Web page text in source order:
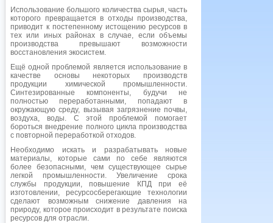
Использование большого количества сырья, часть
которого превращается в отходы производства,
приводит к постепенному истощению ресурсов в
тех или иных районах в случае, если объемы
производства превышают возможности
восстановления экосистем.
Ещё одной проблемой является использование в
качестве основы некоторых производств
продукции химической промышленности.
Синтезированные компоненты, будучи не
полностью переработанными, попадают в
окружающую среду, вызывая загрязнение почвы,
воздуха, воды. С этой проблемой помогает
бороться внедрение полного цикла производства
с повторной переработкой отходов.
Необходимо искать и разрабатывать новые
материалы, которые сами по себе являются
более безопасными, чем существующее сырье
легкой промышленности. Увеличение срока
службы продукции, повышение КПД при её
изготовлении, ресурсосберегающие технологии
сделают возможным снижение давления на
природу, которое происходит в результате поиска
ресурсов для отрасли.